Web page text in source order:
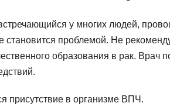
у многих людей,
становится проблемой. Не
образования в рак. Врач
присутствие в организме ВПЧ.